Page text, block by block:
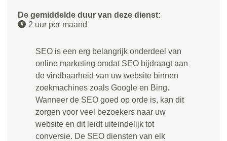
De gemiddelde duur van deze dienst:
2 uur per maand
SEO is een erg belangrijk onderdeel van
online marketing omdat SEO bijdraagt aan
de vindbaarheid van uw website binnen
zoekmachines zoals Google en Bing.
Wanneer de SEO goed op orde is, kan dit
zorgen voor veel bezoekers naar uw
website en dit leidt uiteindelijk tot
conversie. De SEO diensten van elk